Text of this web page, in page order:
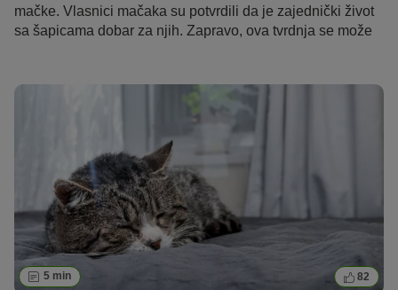
mačke. Vlasnici mačaka su potvrdili da je zajednički život
sa šapicama dobar za njih. Zapravo, ova tvrdnja se može
5 min 82